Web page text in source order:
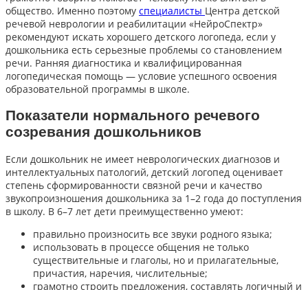
общество. Именно поэтому специалисты Центра детской
речевой неврологии и реабилитации «НейроСпектр»
рекомендуют искать хорошего детского логопеда, если у
дошкольника есть серьезные проблемы со становлением
речи. Ранняя диагностика и квалифицированная
логопедическая помощь — условие успешного освоения
образовательной программы в школе.
Показатели нормального речевого
созревания дошкольников
Если дошкольник не имеет неврологических диагнозов и
интеллектуальных патологий, детский логопед оценивает
степень сформированности связной речи и качество
звукопроизношения дошкольника за 1–2 года до поступления
в школу. В 6–7 лет дети преимущественно умеют:
правильно произносить все звуки родного языка;
использовать в процессе общения не только
существительные и глаголы, но и прилагательные,
причастия, наречия, числительные;
грамотно строить предложения, составлять логичный и